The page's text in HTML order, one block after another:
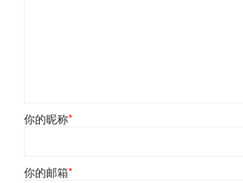
你的昵称*
你的邮箱*